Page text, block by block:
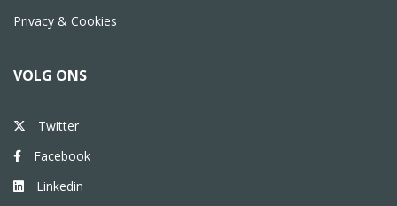
Privacy & Cookies
VOLG ONS
Twitter
Facebook
Linkedin